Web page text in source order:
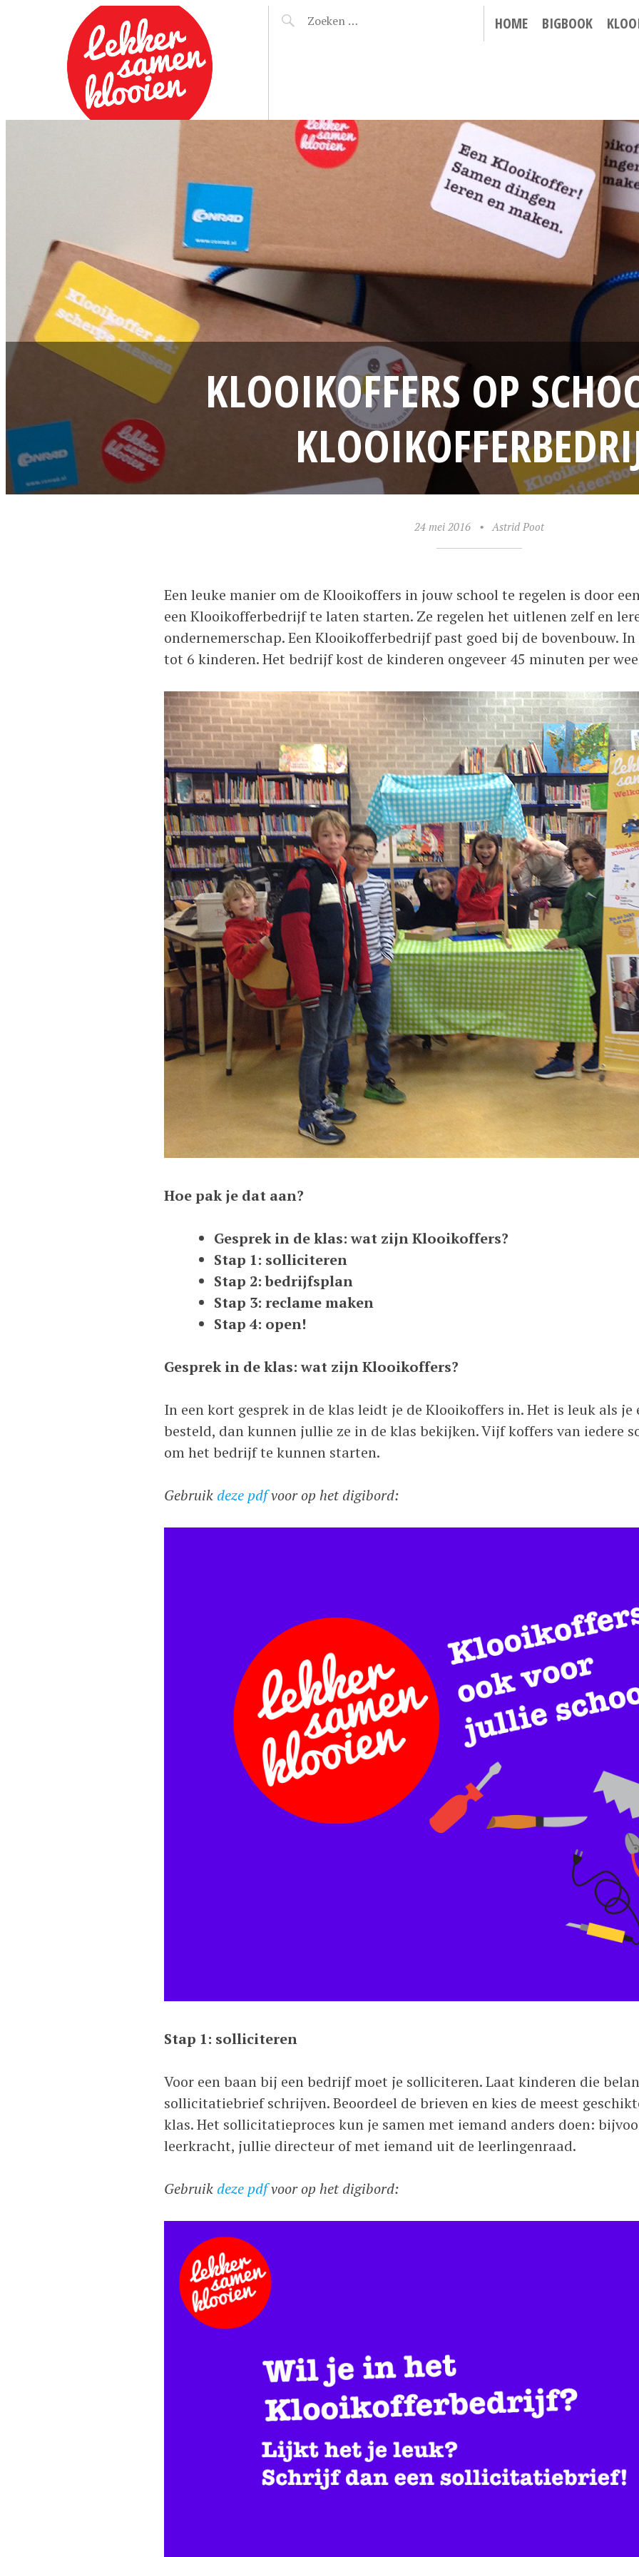
LEKKER SAMEN
KLOOIEN
HOME BIGBOOK
KLOOIKOFFERS OP
24 mei 2016 • Astrid Poot
Een leuke manier om de Klooikoffers in jouw school te regelen is door
een Klooikofferbedrijf te laten starten. Ze regelen het uitlenen zelf en
ondernemerschap. Een Klooikofferbedrijf past goed bij de bovenbouw.
tot 6 kinderen. Het bedrijf kost de kinderen ongeveer 45 minuten per
Hoe pak je dat aan?
Gesprek in de klas: wat zijn Klooikoffers?
Stap 1: solliciteren
Stap 2: bedrijfsplan
Stap 3: reclame maken
Stap 4: open!
Gesprek in de klas: wat zijn Klooikoffers?
In een kort gesprek in de klas leidt je de Klooikoffers in. Het is leuk als
besteld, dan kunnen jullie ze in de klas bekijken. Vijf koffers van iedere
om het bedrijf te kunnen starten.
Gebruik deze pdfvoor op het digibord:
Stap 1: solliciteren
Voor een baan bij een bedrijf moet je solliciteren. Laat kinderen die
sollicitatiebrief schrijven. Beoordeel de brieven en kies de meest
klas. Het sollicitatieproces kun je samen met iemand anders doen:
leerkracht, jullie directeur of met iemand uit de leerlingenraad.
Gebruik deze pdfvoor op het digibord: